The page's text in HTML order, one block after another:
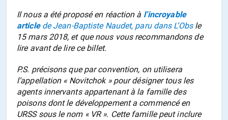
Il nous a été proposé en réaction à l’incroyable
articlede Jean-Baptiste Naudet, paru dans L’Obsle
15 mars 2018, et que nous vous recommandons de
lire avant de lire ce billet.
P.S. précisons que par convention, on utilisera
l’appellation « Novitchok » pour désigner tous les
agents innervants appartenant à la famille des
poisons dont le développement a commencé en
URSS sous le nom « VR ». Cette famille peut inclure